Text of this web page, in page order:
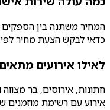
המחיר משתנה בין הספקים
כדאי לבקש הצעת מחיר
לאילו אירועים
חתונות, אירוסים, בר
אירוע עם רשימת מוזמנים